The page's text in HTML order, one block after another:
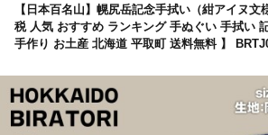
【日本百名山】幌尻岳記念手拭い（紺アイヌ
税 人気 おすすめ ランキング 手ぬぐい 手拭い
手作り お土産 北海道 平取町 送料無料 】